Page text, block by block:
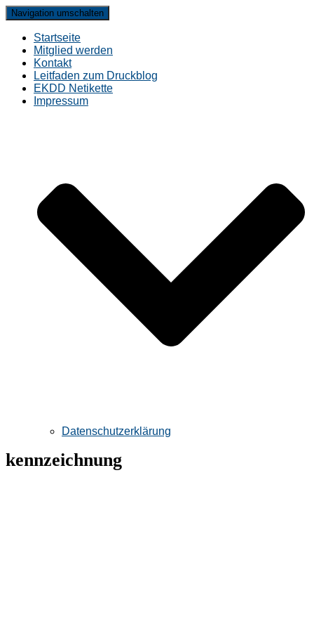
Navigation umschalten
Startseite
Mitglied werden
Kontakt
Leitfaden zum Druckblog
EKDD Netikette
Impressum
Datenschutzerklärung
kennzeichnung